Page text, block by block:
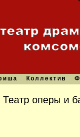
Коллектив
Театр оперы и